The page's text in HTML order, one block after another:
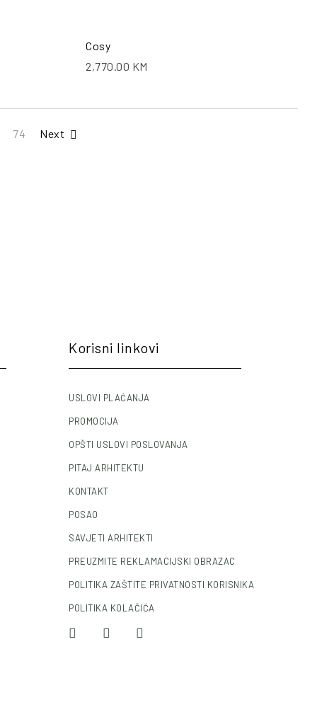
Cosy
2,770.00 KM
74 Next
Korisni linkovi
USLOVI PLAĆANJA
PROMOCIJA
OPŠTI USLOVI POSLOVANJA
PITAJ ARHITEKTU
KONTAKT
POSAO
SAVJETI ARHITEKTI
PREUZMITE REKLAMACIJSKI OBRAZAC
POLITIKA ZAŠTITE PRIVATNOSTI KORISNIKA
POLITIKA KOLAČIĆA